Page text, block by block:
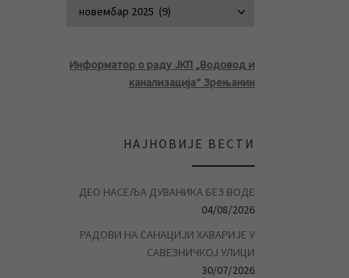
Информатор о раду ЈКП „Водовод и
канализација“ Зрењанин
НАЈНОВИЈЕ ВЕСТИ
ДЕО НАСЕЉА ДУВАНИКА БЕЗ ВОДЕ
04/08/2026
РАДОВИ НА САНАЦИЈИ ХАВАРИЈЕ У
САВЕЗНИЧКОЈ УЛИЦИ
30/07/2026